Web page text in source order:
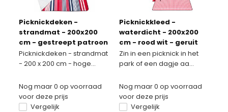
Picknickdeken -
strandmat - 200x200
cm - gestreept patroon
Picknickdeken - strandmat
- 200 x 200 cm - hoge...
Nog maar 0 op voorraad
voor deze prijs
Vergelijk
Picknickkleed -
waterdicht - 200x200
cm - rood wit - geruit
Zin in een picknick in het
park of een dagje aa...
Nog maar 0 op voorraad
voor deze prijs
Vergelijk